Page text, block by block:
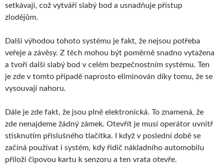
setkávají, což vytváří slabý bod a usnadňuje přístup
zlodějům.
Další výhodou tohoto systému je fakt, že nejsou potřeba
veřeje a závěsy. Z těch mohou být poměrně snadno vytažena
a tvoří další slabý bod v celém bezpečnostním systému. Ten
je zde v tomto případě naprosto eliminován díky tomu, že se
vysouvají nahoru.
Dále je zde fakt, že jsou plně elektronická. To znamená, že
zde nenajdeme žádný zámek. Otevřít je musí operátor uvnitř
stisknutím příslušného tlačítka. I když v poslední době se
začíná používat i systém, kdy řidič nákladního automobilu
přiloží čipovou kartu k senzoru a ten vrata otevře.